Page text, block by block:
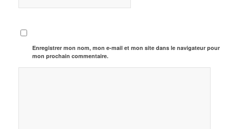
Enregistrer mon nom, mon e-mail et mon site dans le navigateur pour
mon prochain commentaire.